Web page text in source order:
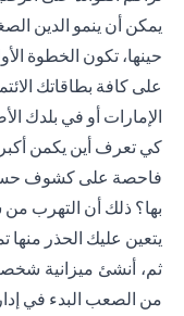
يمكن أن ينمو الدين
حينها، تكون الخطوة
على كافة بطاقاتك
الإمارات أو في بلدك
كي تعرف أين يكمن
فاحصة على كشوف
بها؟ ذلك أن التهرب من
يتعين عليك الحذر منها
ثم، أنشئ ميزانية
من الصعب البدء في